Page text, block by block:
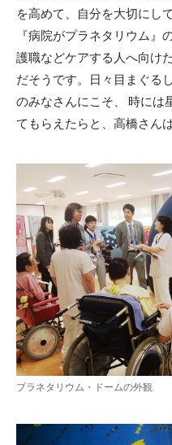
を高めて、自分を大切にし
『病院がプラネタリウム』
護職などケアする人へ向け
だそうです。日々目まぐる
のみなさんにこそ、 時には
てもらえたらと、高橋さん
プラネタリウム・ドームの外観